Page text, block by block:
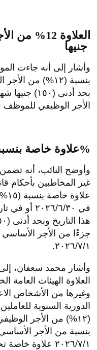
وأشار إلى أنه جاءت
بحد أدنى
الأجر الوظيفي للموظف في
علاوة خاصة بنسبة 15%
وأوضح النائب، أنه تضمن
غير المخاطبين بأحكام
في ۲۰۲٦/٦/
جزءًا من الأجر الأساسي
٢٠٢٦/٧/١.
وأشار محمد سعفان،
العلاوة الهيئات العامة
وغيرها من الأشخاص
الدورية السنوية
(۱۲%) من الأجر
بنسبة من الأجر
٢٠٢٦/٧/١